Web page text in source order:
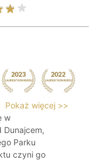
Pokaż więcej >>
w
Dunajcem,
Parku
czyni go